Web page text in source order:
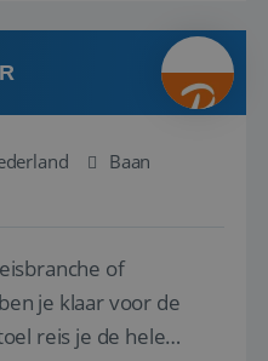
vragen ...
Baan
of
je klaar voor de
reis je de hele